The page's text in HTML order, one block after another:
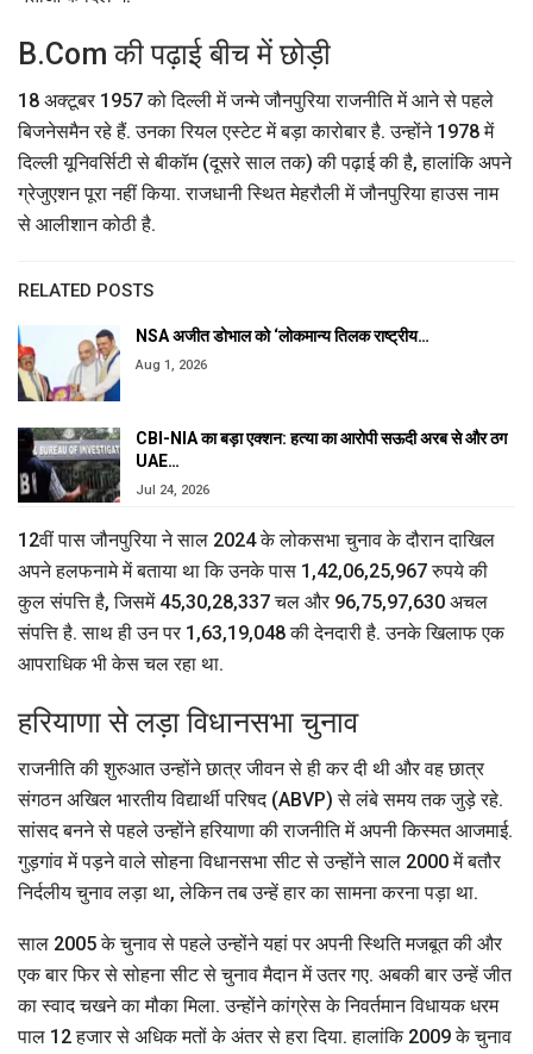
B.Com की पढ़ाई बीच में छोड़ी
18 अक्टूबर 1957 को दिल्ली में जन्मे जौनपुरिया राजनीति में आने से पहले
बिजनेसमैन रहे हैं. उनका रियल एस्टेट में बड़ा कारोबार है. उन्होंने 1978 में
दिल्ली यूनिवर्सिटी से बीकॉम (दूसरे साल तक) की पढ़ाई की है, हालांकि अपने
ग्रेजुएशन पूरा नहीं किया. राजधानी स्थित मेहरौली में जौनपुरिया हाउस नाम
से आलीशान कोठी है.
RELATED POSTS
NSA अजीत डोभाल को ‘लोकमान्य तिलक राष्ट्रीय…
Aug 1, 2026
CBI-NIA का बड़ा एक्शन: हत्या का आरोपी सऊदी अरब से और ठग
UAE…
Jul 24, 2026
12वीं पास जौनपुरिया ने साल 2024 के लोकसभा चुनाव के दौरान दाखिल
अपने हलफनामे में बताया था कि उनके पास 1,42,06,25,967 रुपये की
कुल संपत्ति है, जिसमें 45,30,28,337 चल और 96,75,97,630 अचल
संपत्ति है. साथ ही उन पर 1,63,19,048 की देनदारी है. उनके खिलाफ एक
आपराधिक भी केस चल रहा था.
हरियाणा से लड़ा विधानसभा चुनाव
राजनीति की शुरुआत उन्होंने छात्र जीवन से ही कर दी थी और वह छात्र
संगठन अखिल भारतीय विद्यार्थी परिषद (ABVP) से लंबे समय तक जुड़े रहे.
सांसद बनने से पहले उन्होंने हरियाणा की राजनीति में अपनी किस्मत आजमाई.
गुड़गांव में पड़ने वाले सोहना विधानसभा सीट से उन्होंने साल 2000 में बतौर
निर्दलीय चुनाव लड़ा था, लेकिन तब उन्हें हार का सामना करना पड़ा था.
साल 2005 के चुनाव से पहले उन्होंने यहां पर अपनी स्थिति मजबूत की और
एक बार फिर से सोहना सीट से चुनाव मैदान में उतर गए. अबकी बार उन्हें जीत
का स्वाद चखने का मौका मिला. उन्होंने कांग्रेस के निवर्तमान विधायक धरम
पाल 12 हजार से अधिक मतों के अंतर से हरा दिया. हालांकि 2009 के चुनाव